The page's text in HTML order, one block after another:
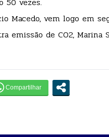
Macedo, vem logo em
emissão de CO2,